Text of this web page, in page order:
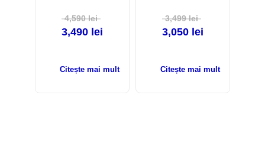
4,590lei
3,490 lei
Citește mai mult
3,499lei
3,050 lei
Citește mai mult